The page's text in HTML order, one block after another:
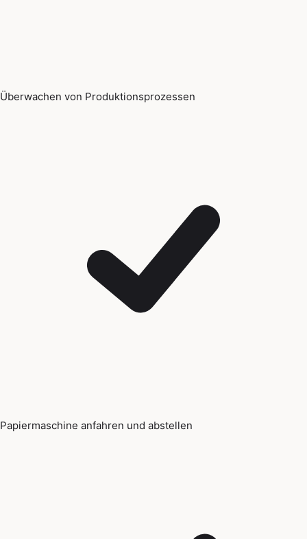
Überwachen von Produktionsprozessen
Papiermaschine anfahren und abstellen